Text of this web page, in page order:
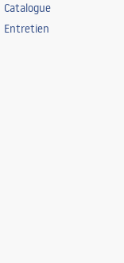
Catalogue
Entretien